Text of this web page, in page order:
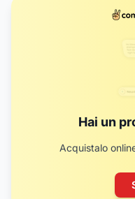
Hai un
Acquistalo